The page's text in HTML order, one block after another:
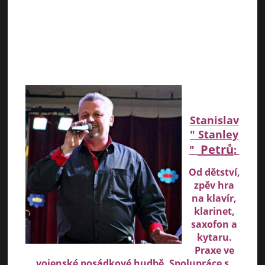
Stanislav
" Stanley
" Petrů:
Od dětství,
zpěv hra
na klavír,
klarinet,
saxofon a
kytaru.
Praxe ve